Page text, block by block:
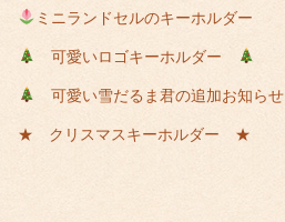
ミニランドセルのキーホルダー
可愛いロゴキーホルダー
可愛い雪だるま君の追加お知らせ
★ クリスマスキーホルダー ★